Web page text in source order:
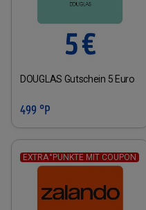
DOUGLAS Gutschein 5 Euro
499 °P
EXTRA°PUNKTE MIT COUPON